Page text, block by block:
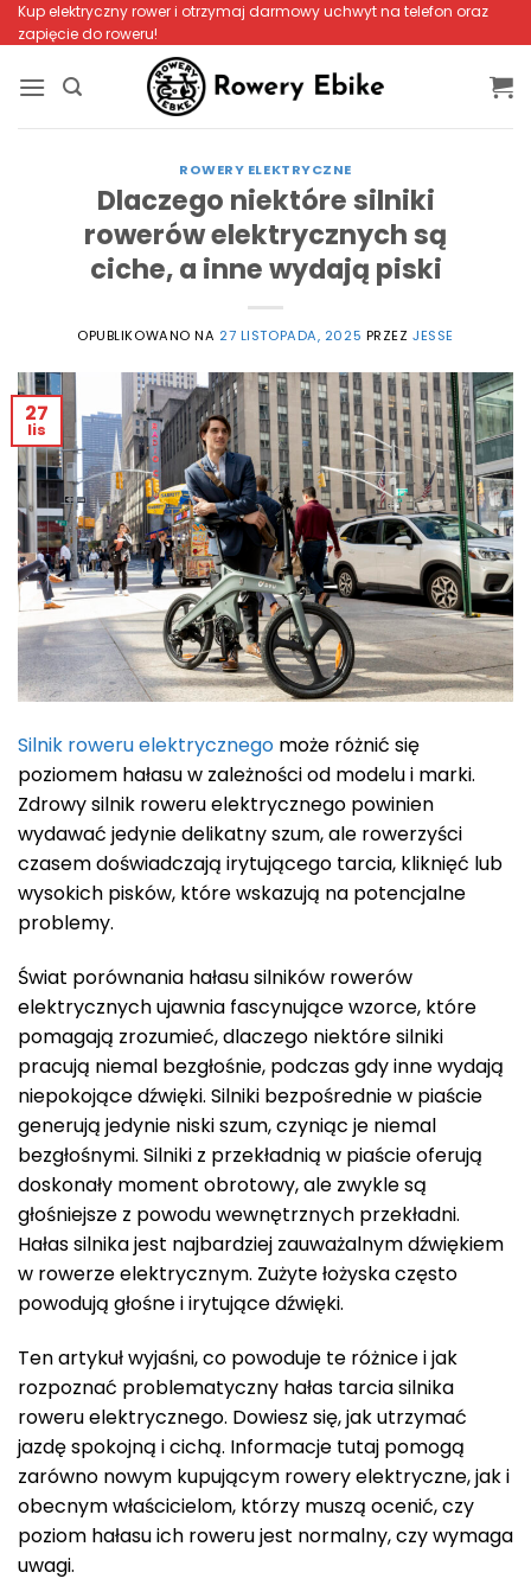
Przewiń
do
zawartości
Kup elektryczny rower i otrzymaj darmowy uchwyt na telefon oraz
zapięcie do roweru!
ROWERY ELEKTRYCZNE
Dlaczego niektóre silniki
rowerów elektrycznych są
ciche, a inne wydają piski
OPUBLIKOWANO NA 27 LISTOPADA, 2025 PRZEZJESSE
27
lis
Silnik roweru elektrycznego może różnić się
poziomem hałasu w zależności od modelu i marki.
Zdrowy silnik roweru elektrycznego powinien
wydawać jedynie delikatny szum, ale rowerzyści
czasem doświadczają irytującego tarcia, kliknięć lub
wysokich pisków, które wskazują na potencjalne
problemy.
Świat porównania hałasu silników rowerów
elektrycznych ujawnia fascynujące wzorce, które
pomagają zrozumieć, dlaczego niektóre silniki
pracują niemal bezgłośnie, podczas gdy inne wydają
niepokojące dźwięki. Silniki bezpośrednie w piaście
generują jedynie niski szum, czyniąc je niemal
bezgłośnymi. Silniki z przekładnią w piaście oferują
doskonały moment obrotowy, ale zwykle są
głośniejsze z powodu wewnętrznych przekładni.
Hałas silnika jest najbardziej zauważalnym dźwiękiem
w rowerze elektrycznym. Zużyte łożyska często
powodują głośne i irytujące dźwięki.
Ten artykuł wyjaśni, co powoduje te różnice i jak
rozpoznać problematyczny hałas tarcia silnika
roweru elektrycznego. Dowiesz się, jak utrzymać
jazdę spokojną i cichą. Informacje tutaj pomogą
zarówno nowym kupującym rowery elektryczne, jak i
obecnym właścicielom, którzy muszą ocenić, czy
poziom hałasu ich roweru jest normalny, czy wymaga
uwagi.